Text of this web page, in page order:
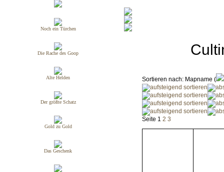
Noch ein Türchen
Die Rache des Goop
Alte Helden
Der größte Schatz
Gold zu Gold
Das Geschenk
Sortieren nach: Mapname (
Seite 1 2 3